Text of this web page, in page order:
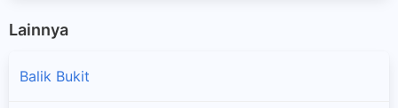
Lainnya
Balik Bukit